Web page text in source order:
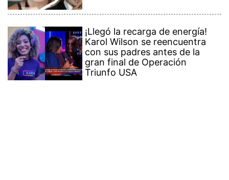
¡Llegó la recarga de energía!
Karol Wilson se reencuentra
con sus padres antes de la
gran final de Operación
Triunfo USA